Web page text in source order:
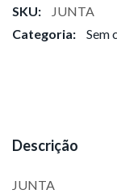
SKU:
JUNTA
Categoria:
Sem
Descrição
JUNTA